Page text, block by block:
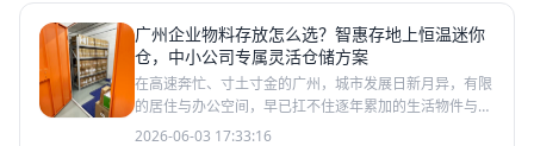
广州企业物料存放怎么选？智惠存地上恒温迷你
仓，中小公司专属灵活仓储方案
在高速奔忙、寸土寸金的广州，城市发展日新月异，有限
的居住与办公空间，早已扛不住逐年累加的生活物件与经
营物资。换季厚衣塞满衣柜挤占起居空间，小微企业货品
2026-06-03 17:33:16